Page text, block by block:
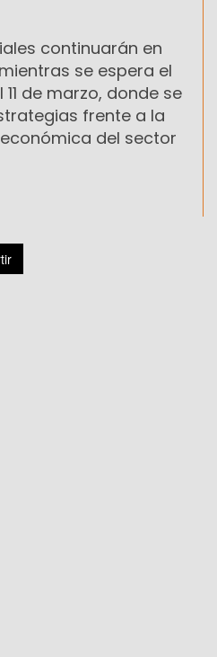
continuarán en
se espera el
de marzo, donde se
frente a la
del sector